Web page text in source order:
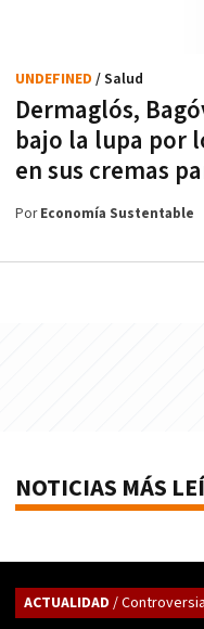
Dermaglós,
bajo la lupa por
en sus cremas
UNDEFINED / Salud
PorEconomía Sustentable
NOTICIAS MÁS
ACTUALIDAD / Controversia